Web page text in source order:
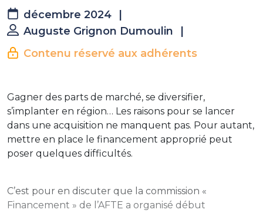
décembre 2024
Auguste Grignon Dumoulin
Contenu réservé aux adhérents
Gagner des parts de marché, se diversifier,
s’implanter en région… Les raisons pour se lancer
dans une acquisition ne manquent pas. Pour autant,
mettre en place le financement approprié peut
poser quelques difficultés.
C’est pour en discuter que la commission «
Financement » de l’AFTE a organisé début